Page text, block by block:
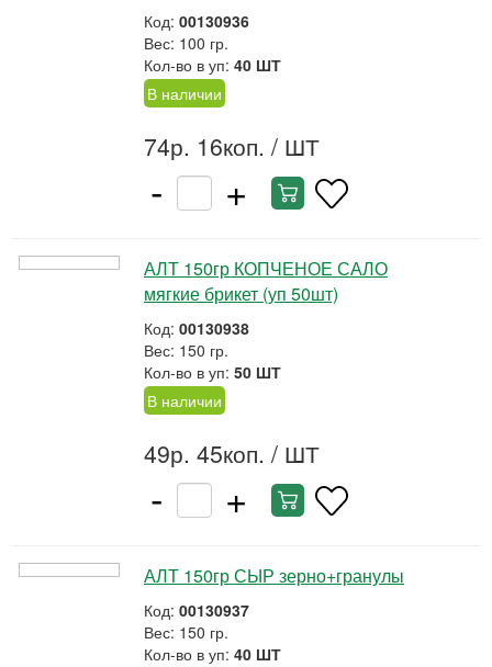
Код: 00130936
Вес: 100 гр.
Кол-во в уп: 40 ШТ
В наличии
74р. 16коп. / ШТ
- +
АЛТ 150гр КОПЧЕНОЕ САЛО
мягкие брикет (уп 50шт)
Код: 00130938
Вес: 150 гр.
Кол-во в уп: 50 ШТ
В наличии
49р. 45коп. / ШТ
- +
АЛТ 150гр СЫР зерно+гранулы
Код: 00130937
Вес: 150 гр.
Кол-во в уп: 40 ШТ